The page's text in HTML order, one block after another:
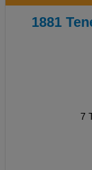
1881
7